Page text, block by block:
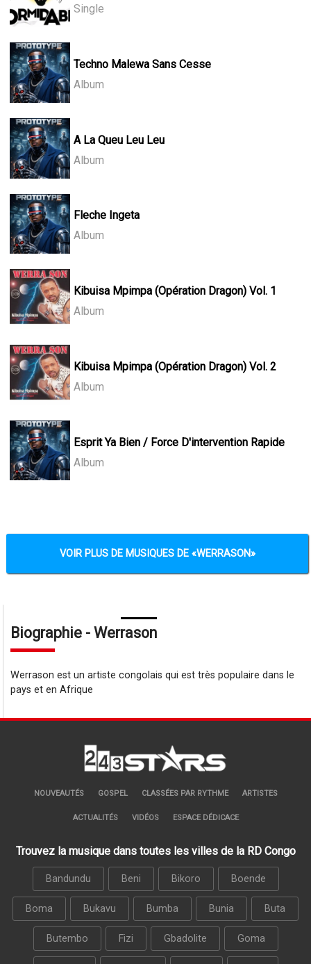
Single
Techno Malewa Sans Cesse
Album
A La Queu Leu Leu
Album
Fleche Ingeta
Album
Kibuisa Mpimpa (Opération Dragon) Vol. 1
Album
Kibuisa Mpimpa (Opération Dragon) Vol. 2
Album
Esprit Ya Bien / Force D'intervention Rapide
Album
VOIR PLUS DE MUSIQUES DE WERRASON
Biographie - Werrason
Werrason est un artiste congolais qui est très populaire dans le
pays et en Afrique
NOUVEAUTÉS GOSPEL CLASSÉES PAR RYTHME ARTISTES
ACTUALITÉS VIDÉOS ESPACE DÉDICACE
Trouvez la musique dans toutes les villes de la RD Congo
Bandundu Beni Bikoro Boende
Boma Bukavu Bumba Bunia Buta
Butembo Fizi Gbadolite Goma